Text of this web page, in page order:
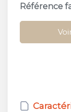
Référence